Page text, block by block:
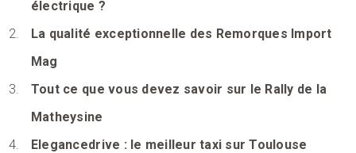
électrique ?
La qualité exceptionnelle des Remorques Import
Mag
Tout ce que vous devez savoir sur le Rally de la
Matheysine
Elegancedrive : le meilleur taxi sur Toulouse